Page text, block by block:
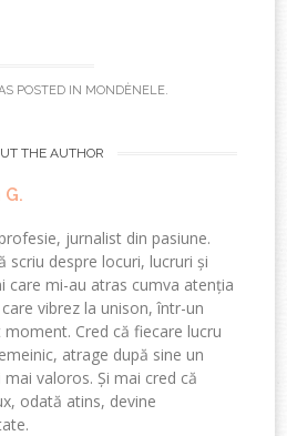
POSTED IN MONDÈNELE.
THE AUTHOR
jurnalist din pasiune.
scriu despre locuri, lucruri și
care mi-au atras cumva atenția
vibrez la unison, într-un
moment. Cred că fiecare lucru
atrage după sine un
mai valoros. Și mai cred că
odată atins, devine